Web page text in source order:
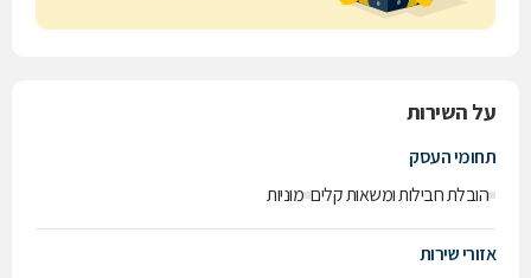
על השירות
תחומי העסק
הובלת חבילות ומשאות קלים מוניות
אזורי שירות